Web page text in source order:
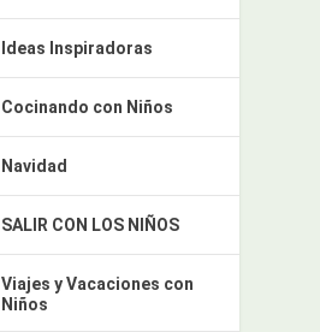
Ideas Inspiradoras
Cocinando con Niños
Navidad
SALIR CON LOS NIÑOS
Viajes y Vacaciones con
Niños